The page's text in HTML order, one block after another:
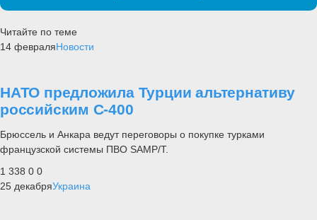
Читайте по теме
14 февраляНовости
НАТО предложила Турции альтернативу
российским С-400
Брюссель и Анкара ведут переговоры о покупке турками
французской системы ПВО SAMP/T.
1 338 0 0
25 декабряУкраина